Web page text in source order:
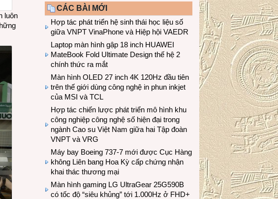
luôn
CÁC BÀI MỚI
Hợp tác phát triển hệ sinh thái học liệu số
giữa VNPT VinaPhone và Hiệp hội VAEDR
Laptop màn hình gập 18 inch HUAWEI
MateBook Fold Ultimate Design thế hệ 2
chính thức ra mắt
Màn hình OLED 27 inch 4K 120Hz đầu tiên
trên thế giới dùng công nghệ in phun inkjet
của MSI và TCL
Hợp tác chiến lược phát triển mô hình khu
công nghiệp công nghệ số hiện đại trong
ngành Cao su Việt Nam giữa hai Tập đoàn
VNPT và VRG
Máy bay Boeing 737-7 mới được Cục Hàng
không Liên bang Hoa Kỳ cấp chứng nhận
khai thác thương mại
Màn hình gaming LG UltraGear 25G590B
có tốc độ “siêu khủng” tới 1.000Hz ở FHD+